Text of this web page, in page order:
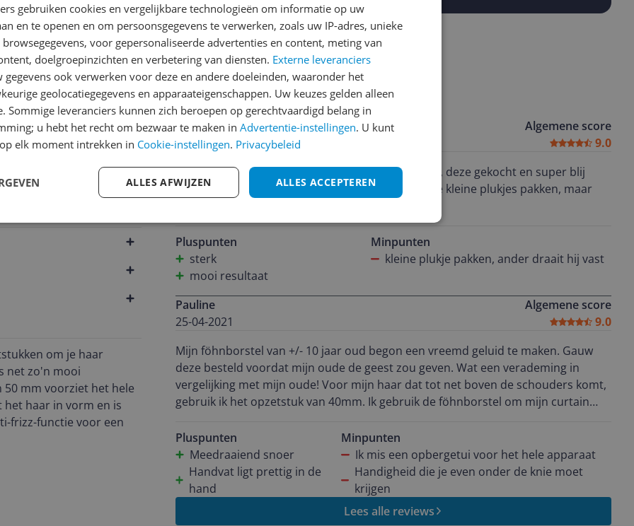
om je haar
net zo'n mooi
mm voorziet het hele
het haar in vorm en is
frizz-functie voor een
Reviews
Caroline
17-12-2021
Algemene score
9.0
Ik was toe aan een nieuwe roterende föhn borstel, deze gekocht en super blij
mee, hij haakt wel snel vast, met lang haar moet je kleine plukjes pakken, maar
Pluspunten
sterk
mooi resultaat
Minpunten
kleine plukje pakken, ander draait hij vast
Pauline
25-04-2021
Algemene score
9.0
Mijn föhnborstel van +/- 10 jaar oud begon een vreemd geluid te maken. Gauw
deze besteld voordat mijn oude de geest zou geven. Wat een verademing in
vergelijking met mijn oude! Voor mijn haar dat tot net boven de schouders komt,
gebruik ik het opzetstuk van 40mm. Ik gebruik de föhnborstel om mijn curtain
De everzwijnharen staan verder uit elkaar dan bij mijn oude borstel. Ik verwacht
dat het gebruik van de borstel hierdoor minder belastend voor mijn haar zal zijn.
Je krijgt het beste resultaat als je voor gebruik je haar even laat drogen (aan de
lucht). Je moet hem niet op drijfnat haar gebruiken.
Pluspunten
Meedraaiend snoer
Handvat ligt prettig in de
hand
Minpunten
Ik mis een opbergetui voor het hele apparaat
Handigheid die je even onder de knie moet
krijgen
Lees alle reviews
gebruiken cookies en vergelijkbare technologieën om informatie op uw
en te openen en om persoonsgegevens te verwerken, zoals uw IP-adres, unieke
voor gepersonaliseerde advertenties en content, meting van
doelgroepinzichten en verbetering van diensten. Externe leveranciers
gegevens ook verwerken voor deze en andere doeleinden, waaronder het
geolocatiegegevens en apparaateigenschappen. Uw keuzes gelden alleen
Sommige leveranciers kunnen zich beroepen op gerechtvaardigd belang in
u hebt het recht om bezwaar te maken in Advertentie-instellingen. U kunt
elk moment intrekken in Cookie-instellingen. Privacybeleid
ALLES ACCEPTEREN
ALLES AFWIJZEN